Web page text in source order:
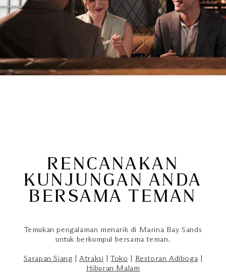
RENCANAKAN
KUNJUNGAN ANDA
BERSAMA TEMAN
Temukan pengalaman menarik di Marina Bay Sands
untuk berkumpul bersama teman.
Sarapan Siang |Atraksi |Toko Restoran Adiboga
Hiburan Malam